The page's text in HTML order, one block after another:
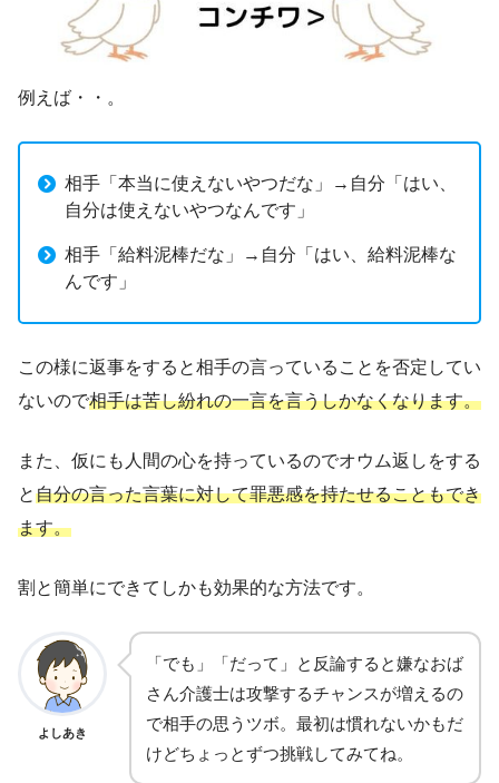
例えば・・。
相手「本当に使えないやつだな」→自分「はい、
自分は使えないやつなんです」
相手「給料泥棒だな」→自分「はい、給料泥棒な
んです」
この様に返事をすると相手の言っていることを否定してい
ないので相手は苦し紛れの一言を言うしかなくなります。
また、仮にも人間の心を持っているのでオウム返しをする
と自分の言った言葉に対して罪悪感を持たせることもでき
ます。
割と簡単にできてしかも効果的な方法です。
よしあき
「でも」「だって」と反論すると嫌なおば
さん介護士は攻撃するチャンスが増えるの
で相手の思うツボ。最初は慣れないかもだ
けどちょっとずつ挑戦してみてね。